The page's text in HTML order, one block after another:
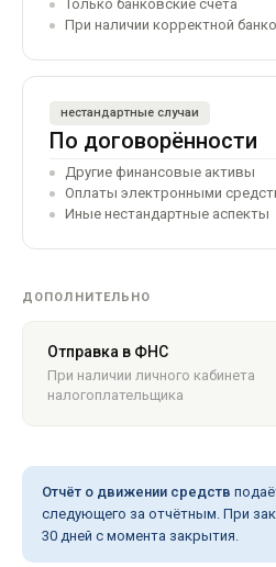
Только банковские счета
При наличии корректной
нестандартные случаи
По договорённости
Другие финансовые активы
Оплаты электронными
Иные нестандартные аспекты
ДОПОЛНИТЕЛЬНО
Отправка в ФНС
При наличии личного кабинета
налогоплательщика
Отчёт о движении средств
следующего за отчётным. При
30 дней с момента закрытия.